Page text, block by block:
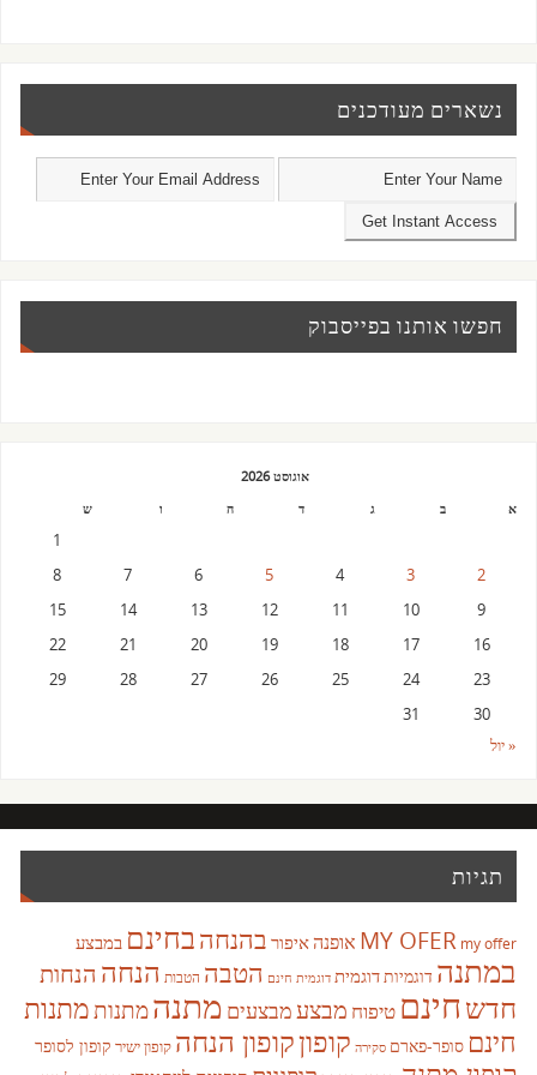
נשארים מעודכנים
חפשו אותנו בפייסבוק
אוגוסט 2026
א
ב ג ד ה ו ש
1
2
3
4
5
6
7
8
9
10
11
12
13
14
15
16
17
18
19
20
21
22
23
24
25
26
27
28
29
30
31
« יול
תגיות
MY OFER my offer אופנהאיפור בהנחהבחינם במבצע
במתנה דוגמיותדוגמית דוגמית חינם הטבה הטבות הנחה הנחות
חדשחינם טיפוח מבצעמבצעים מתנהמתנותמתנות
חינם סופר-פארם סקירה קופוןקופון הנחה קופון ישיר קופון לסופר